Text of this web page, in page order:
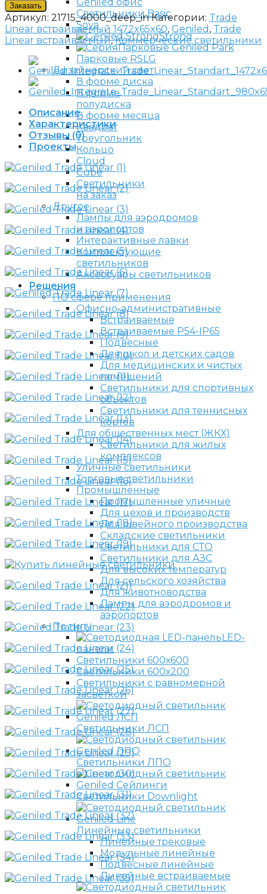
Светильники Basic
Sova
Strong
Парковые Geniled Park
Парковые RSLG
Дизайнерский свет
В форме диска
В форме
полудиска
В форме месяца
Квадрат
Треугольник
Кольцо
Cloud
Cube
Светильники
на заказ
Другое
Лампы для аэродромов
и аэропортов
Интерактивные лавки
Комплектующие
светильников
Аксессуары светильников
Решения
ПО сфере применения
Офисно-административные
Встраиваемые
Встраиваемые P54-IP65
Подвесные
Для школ и детских садов
Для медицинских и чистых
помещений
Светильники для спортивных
объектов
Светильники для теннисных
кортов
Для общественных мест (ЖКХ)
Светильники для жилых
комплексов
Уличные светильники
Торговые светильники
Промышленные
Промышленные уличные
Для цехов и производств
Для швейного производства
Складские светильники
Светильники для СТО
Светильники для АЗС
Для высоких температур
Для сельского хозяйства
Для животноводства
Лампы для аэродромов и
аэропортов
По типу
LED-
панели
Светильники 600х600
Светильники 600х200
Светильники с равномерной
засветкой
Светильники ЛСП
Светильники ЛПО
Светильники Downlight
Линейные светильники
Линейные трековые
Модульные линейные
Подвесные линейные
Линейные встраиваемые
Заказать
Артикул: 21715_4000_deep_in Категории: Trade
Linear встраиваемый 1472x65x60, Geniled , Trade
Linear встраиваемый,Коммерческие светильники
Описание
Характеристики
Отзывы (0)
Проекты